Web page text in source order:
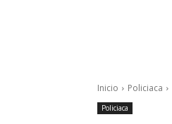
Inicio Policiaca
Policiaca